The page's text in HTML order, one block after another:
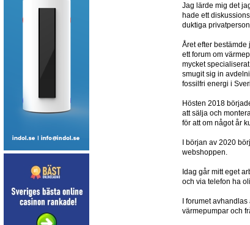
Jag lärde mig det
hade ett
duktiga
Året efter bestämde
ett forum om
mycket
smugit sig in
fossilfri energi i
Hösten 2018
att sälja och
för att om något år
I början av 2020
webshoppen.
Idag går mitt eget
och via telefon ha
I forumet
värmepumpar och